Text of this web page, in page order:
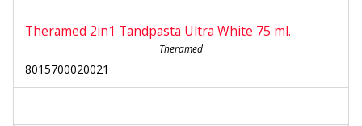
Theramed 2in1 Tandpasta Ultra White 75 ml.
Theramed
8015700020021